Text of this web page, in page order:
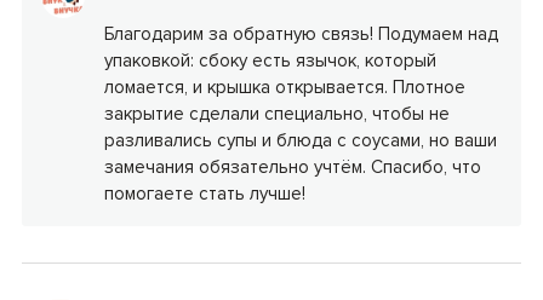
Благодарим за обратную связь! Подумаем над
упаковкой: сбоку есть язычок, который
ломается, и крышка открывается. Плотное
закрытие сделали специально, чтобы не
разливались супы и блюда с соусами, но ваши
замечания обязательно учтём. Спасибо, что
помогаете стать лучше!